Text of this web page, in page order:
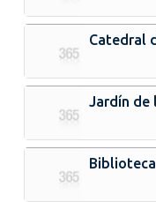
Catedral
Jardín de